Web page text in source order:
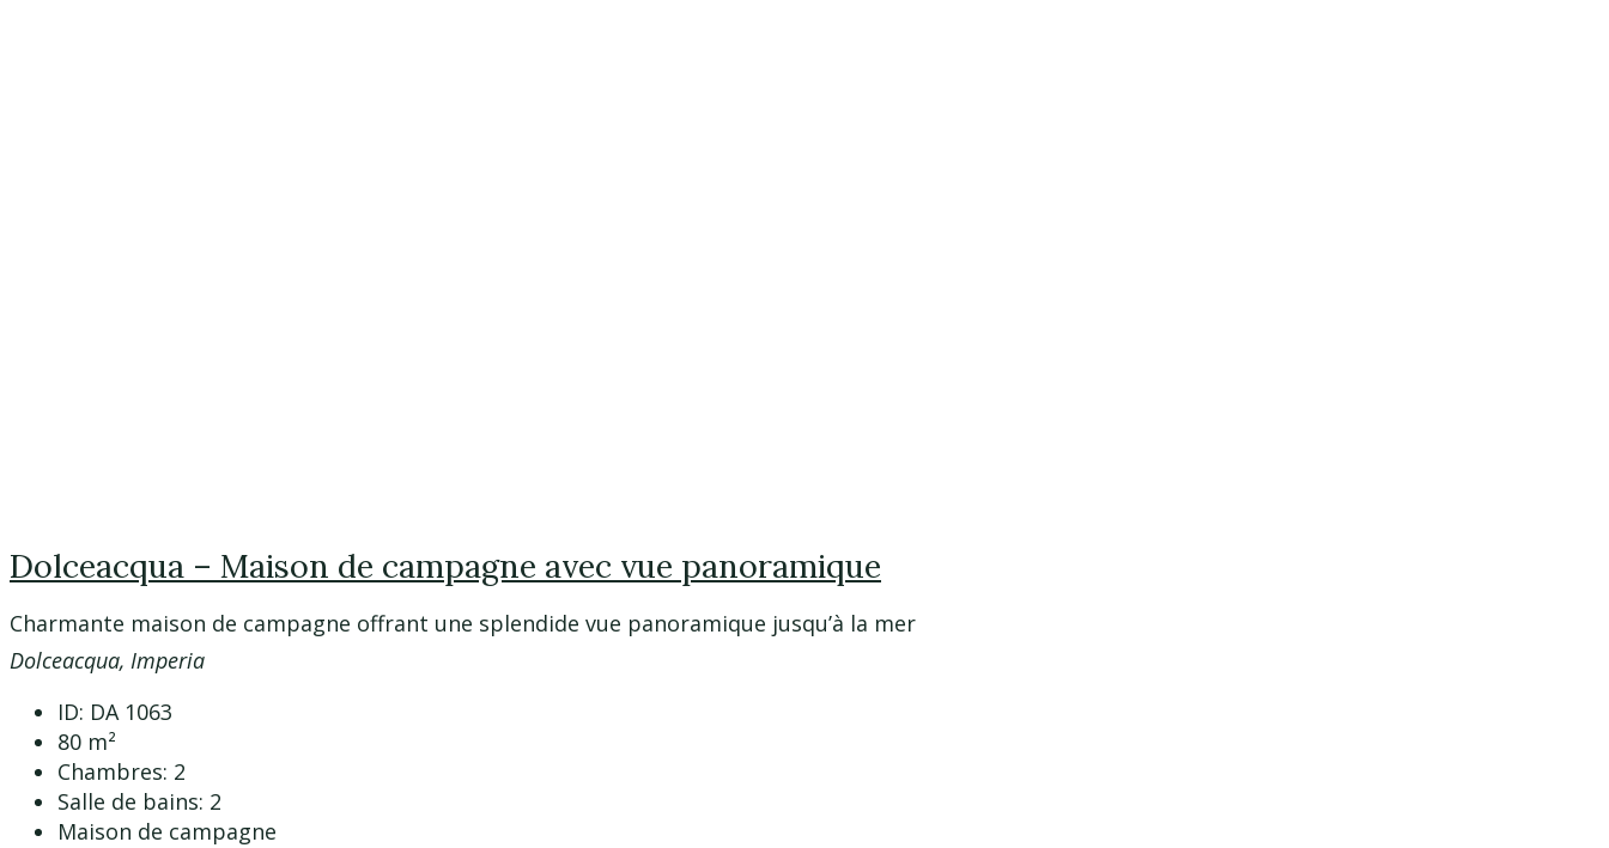
Dolceacqua – Maison de campagne avec vue panoramique
Charmante maison de campagne offrant une splendide vue panoramique jusqu’à la mer
Dolceacqua, Imperia
ID: DA 1063
80 m²
Chambres: 2
Salle de bains: 2
Maison de campagne